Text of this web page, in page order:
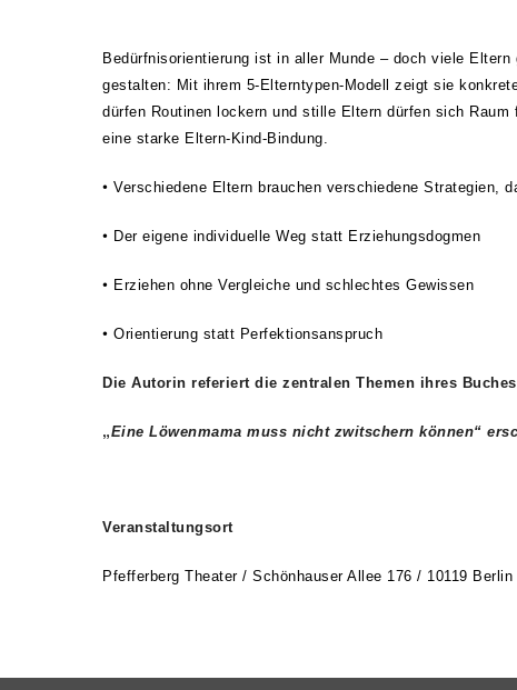
Bedürfnisorientierung ist in aller Munde – doch viele
gestalten: Mit ihrem 5-Elterntypen-Modell zeigt sie
dürfen Routinen lockern und stille Eltern dürfen sich
eine starke Eltern-Kind-Bindung.
• Verschiedene Eltern brauchen verschiedene Strategien,
• Der eigene individuelle Weg statt Erziehungsdogmen
• Erziehen ohne Vergleiche und schlechtes Gewissen
• Orientierung statt Perfektionsanspruch
Die Autorin referiert die zentralen Themen ihres
„Eine Löwenmama muss nicht zwitschern können“
Veranstaltungsort
Pfefferberg Theater / Schönhauser Allee 176 / 10119